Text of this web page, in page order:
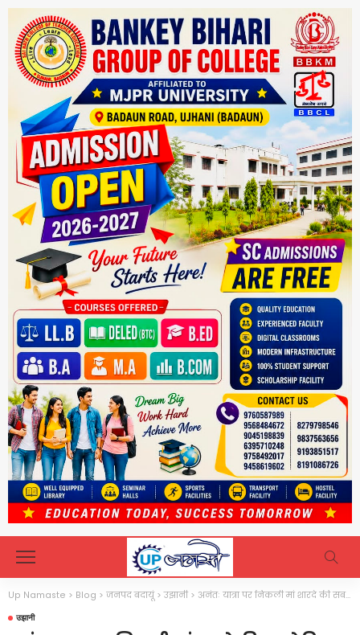
Up Namaste > Blog > जनपद बदायूं>उझानी > अनंतः यात्रा पर निकली मां शारदे की सबसे प्रिय बेटी लता मंगेशकर, कलाकारों ने दी श्रद्धांजलि
उझानी